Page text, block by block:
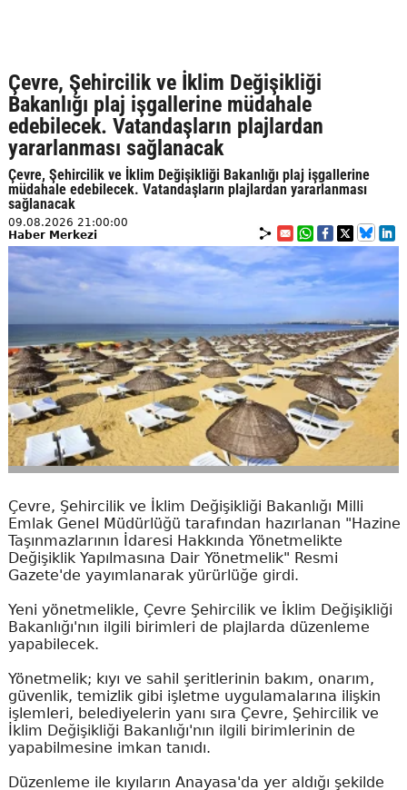
Çevre, Şehircilik ve İklim Değişikliği
Bakanlığı plaj işgallerine müdahale
edebilecek. Vatandaşların plajlardan
yararlanması sağlanacak
Çevre, Şehircilik ve İklim Değişikliği Bakanlığı plaj işgallerine
müdahale edebilecek. Vatandaşların plajlardan yararlanması
sağlanacak
09.08.2026 21:00:00
Haber Merkezi
Çevre, Şehircilik ve İklim Değişikliği Bakanlığı Milli
Emlak Genel Müdürlüğü tarafından hazırlanan "Hazine
Taşınmazlarının İdaresi Hakkında Yönetmelikte
Değişiklik Yapılmasına Dair Yönetmelik" Resmi
Gazete'de yayımlanarak yürürlüğe girdi.
Yeni yönetmelikle, Çevre Şehircilik ve İklim Değişikliği
Bakanlığı'nın ilgili birimleri de plajlarda düzenleme
yapabilecek.
Yönetmelik; kıyı ve sahil şeritlerinin bakım, onarım,
güvenlik, temizlik gibi işletme uygulamalarına ilişkin
işlemleri, belediyelerin yanı sıra Çevre, Şehircilik ve
İklim Değişikliği Bakanlığı'nın ilgili birimlerinin de
yapabilmesine imkan tanıdı.
Düzenleme ile kıyıların Anayasa'da yer aldığı şekilde